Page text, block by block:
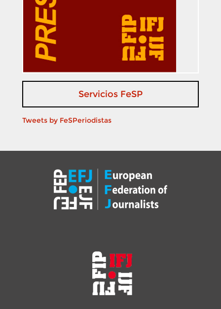
Servicios FeSP
Tweets by FeSPeriodistas